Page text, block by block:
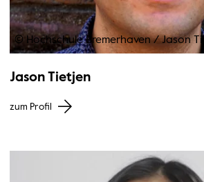
© Hochschule Bremerhaven/Jason
Jason Tietjen
zum Profil